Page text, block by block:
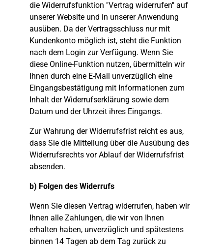
die Widerrufsfunktion "Vertrag widerrufen" auf
unserer Website und in unserer Anwendung
ausüben. Da der Vertragsschluss nur mit
Kundenkonto möglich ist, steht die Funktion
nach dem Login zur Verfügung. Wenn Sie
diese Online-Funktion nutzen, übermitteln wir
Ihnen durch eine E-Mail unverzüglich eine
Eingangsbestätigung mit Informationen zum
Inhalt der Widerrufserklärung sowie dem
Datum und der Uhrzeit ihres Eingangs.
Zur Wahrung der Widerrufsfrist reicht es aus,
dass Sie die Mitteilung über die Ausübung des
Widerrufsrechts vor Ablauf der Widerrufsfrist
absenden.
b) Folgen des Widerrufs
Wenn Sie diesen Vertrag widerrufen, haben wir
Ihnen alle Zahlungen, die wir von Ihnen
erhalten haben, unverzüglich und spätestens
binnen 14 Tagen ab dem Tag zurück zu